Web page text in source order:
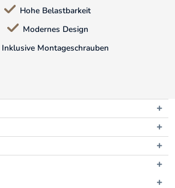
Hohe Belastbarkeit
Modernes Design
Inklusive Montageschrauben